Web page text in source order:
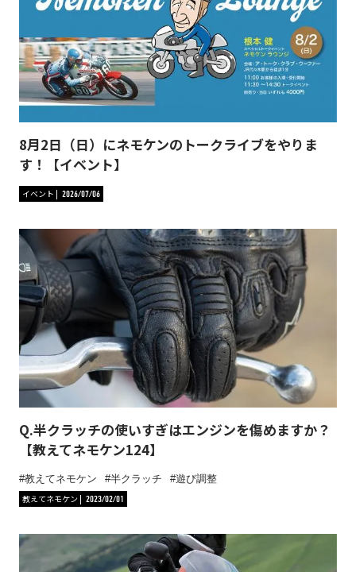
8月2日（日）にネモケンのトークライブをやりま
す！【イベント】
イベント 2026/07/06
Q.半クラッチの使いすぎはエンジンを傷めますか？
【教えてネモケン124】
教えてネモケン 半クラッチ
遊び調整
教えてネモケン
2023/02/01